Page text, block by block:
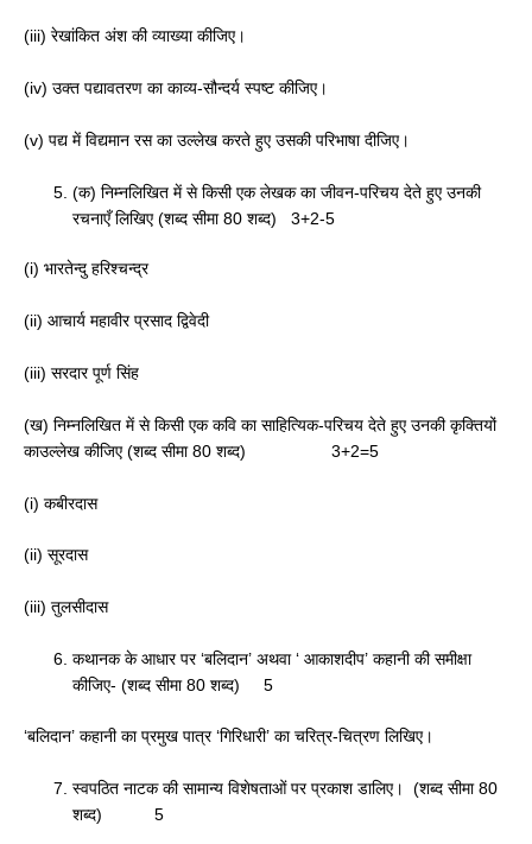
(iii) रेखांकित अंश की व्याख्या कीजिए।
(iv) उक्त पद्यावतरण का काव्य-सौन्दर्य स्पष्ट कीजिए।
(v) पद्य में विद्यमान रस का उल्लेख करते हुए उसकी परिभाषा दीजिए।
(क) निम्नलिखित में से किसी एक लेखक का जीवन-परिचय देते हुए उनकी
रचनाएँ लिखिए (शब्द सीमा 80 शब्द) 3+2-5
(i) भारतेन्दु हरिश्चन्द्र
(ii) आचार्य महावीर प्रसाद द्विवेदी
(iii) सरदार पूर्ण सिंह
(ख) निम्नलिखित में से किसी एक कवि का साहित्यिक-परिचय देते हुए उनकी कृक्तियों
काउल्लेख कीजिए (शब्द सीमा 80 शब्द) 3+2=5
(i) कबीरदास
(ii) सूरदास
(iii) तुलसीदास
कथानक के आधार पर ‘बलिदान’ अथवा ‘ आकाशदीप’ कहानी की समीक्षा
कीजिए- (शब्द सीमा 80 शब्द) 5
‘बलिदान’ कहानी का प्रमुख पात्र ‘गिरिधारी’ का चरित्र-चित्रण लिखिए।
स्वपठित नाटक की सामान्य विशेषताओं पर प्रकाश डालिए। (शब्द सीमा 80
शब्द) 5